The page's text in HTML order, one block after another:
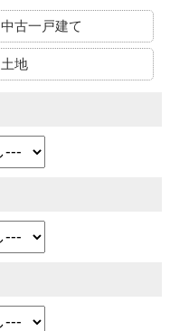
中古一戸建て
土地